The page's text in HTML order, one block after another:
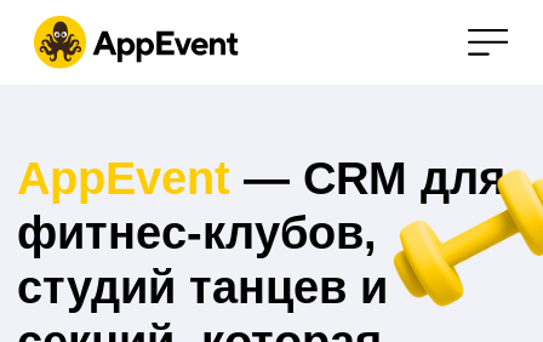
фитнес-клубов,
студий танцев и
секций, которая
избавляет от хаоса и
перегрузки